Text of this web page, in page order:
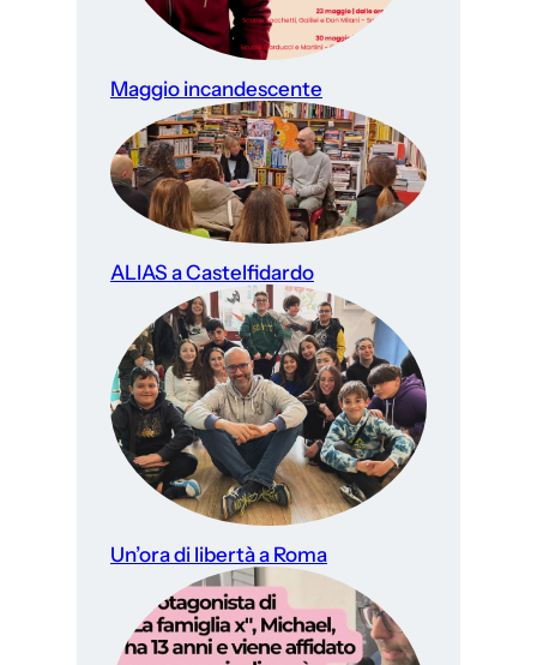
Maggio incandescente
ALIAS a Castelfidardo
Un’ora di libertà a Roma